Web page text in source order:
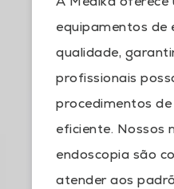
equipamentos de
qualidade,
profissionais
procedimentos
eficiente. Nossos
endoscopia são
atender aos